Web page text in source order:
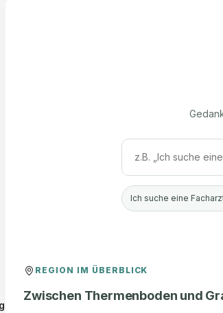
Ich suche eine
REGION IM ÜBERBLICK
Zwischen Thermenboden und